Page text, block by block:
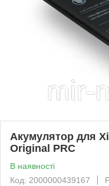
Акумулятор для
Original PRC
В наявності
Код: 2000000439167